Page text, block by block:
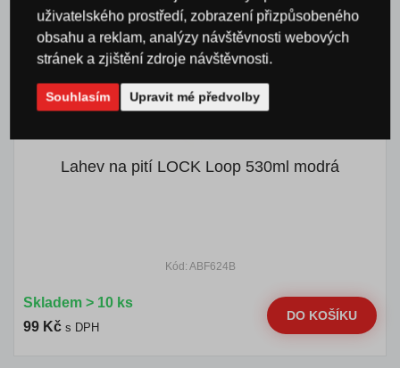
Lahev na pití LOCK Loop 530ml modrá
Kód: ABF624B
Skladem > 10 ks
99 Kč s DPH
DO KOŠÍKU
uživatelského prostředí, zobrazení přizpůsobeného
obsahu a reklam, analýzy návštěvnosti webových
stránek a zjištění zdroje návštěvnosti.
Souhlasím Upravit mé předvolby